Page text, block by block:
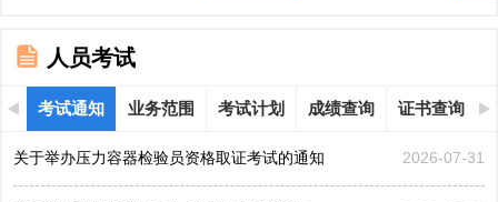
人员考试
考试通知 业务范围 考试计划 成绩查询 证书查询
关于举办压力容器检验员资格取证考试的通知 2026-07-31